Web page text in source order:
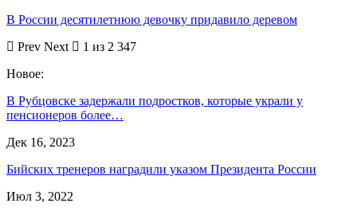
В России десятилетнюю девочку придавило деревом
Prev Next
1 из 2 347
Новое:
В Рубцовске задержали подростков, которые украли у
пенсионеров более…
Дек 16, 2023
Бийских тренеров наградили указом Президента России
Июл 3, 2022